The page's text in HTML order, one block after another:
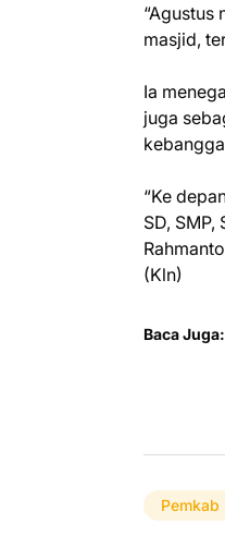
“Agustus
masjid,
Ia
juga
“Ke
SD,
(Kln)
Baca Juga:
Pemkab